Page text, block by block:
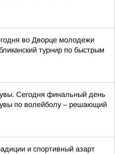
во Дворце молодежи
турнир по быстрым
Сегодня финальный день
по волейболу – решающий
и спортивный азарт